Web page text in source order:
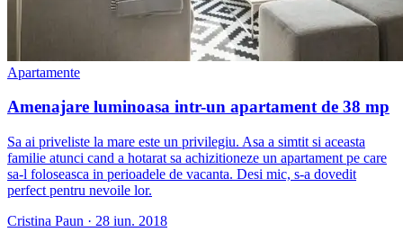
Apartamente
Amenajare luminoasa intr-un apartament de 38 mp
Sa ai priveliste la mare este un privilegiu. Asa a simtit si aceasta
familie atunci cand a hotarat sa achizitioneze un apartament pe care
sa-l foloseasca in perioadele de vacanta. Desi mic, s-a dovedit
perfect pentru nevoile lor.
Cristina Paun · 28 iun. 2018